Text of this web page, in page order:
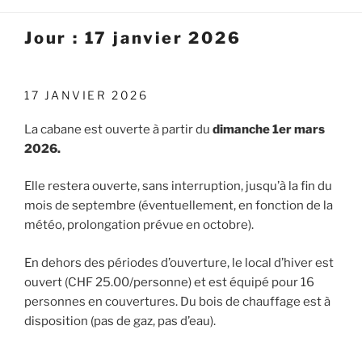
Jour : 17 janvier 2026
PUBLIÉ
17 JANVIER 2026
La cabane est ouverte à partir du dimanche 1er mars
2026.
Elle restera ouverte, sans interruption, jusqu’à la fin du
mois de septembre (éventuellement, en fonction de la
météo, prolongation prévue en octobre).
En dehors des périodes d’ouverture, le local d’hiver est
ouvert (CHF 25.00/personne) et est équipé pour 16
personnes en couvertures. Du bois de chauffage est à
disposition (pas de gaz, pas d’eau).